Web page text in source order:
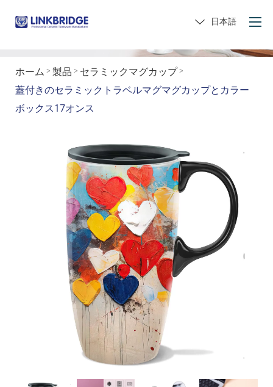
ホーム
私たちについて
セラミックに
お問い合わせ
贈り物をしてください
日本語
ホーム > 製品 > セラミックマグカップ>
蓋付きのセラミックトラベルマグマグカップとカラー
ボックス17オンス